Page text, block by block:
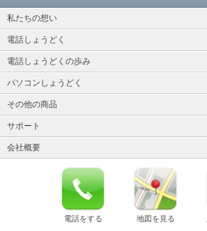
私たちの想い
電話しょうどく
電話しょうどくの歩み
パソコンしょうどく
その他の商品
サポート
会社概要
電話をする 地図を見る